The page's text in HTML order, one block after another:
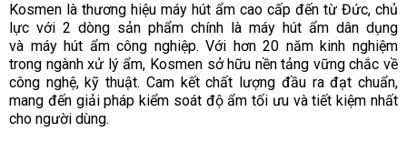
Kosmen là thương hiệu máy hút ẩm cao cấp đến từ Đức, chủ
lực với 2 dòng sản phẩm chính là máy hút ẩm dân dụng
và máy hút ẩm công nghiệp. Với hơn 20 năm kinh nghiệm
trong ngành xử lý ẩm, Kosmen sở hữu nền tảng vững chắc về
công nghệ, kỹ thuật. Cam kết chất lượng đầu ra đạt chuẩn,
mang đến giải pháp kiểm soát độ ẩm tối ưu và tiết kiệm nhất
cho người dùng.